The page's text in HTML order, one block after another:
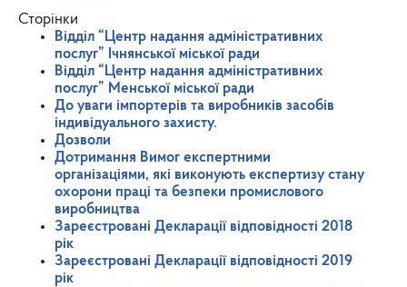
Сторінки
Відділ “Центр надання адміністративних
послуг” Ічнянської міської ради
Відділ “Центр надання адміністративних
послуг” Менської міської ради
До уваги імпортерів та виробників засобів
індивідуального захисту.
Дозволи
Дотримання Вимог експертними
організаціями, які виконують експертизу стану
охорони праці та безпеки промислового
виробництва
Зареєстровані Декларації відповідності 2018
рік
Зареєстровані Декларації відповідності 2019
рік